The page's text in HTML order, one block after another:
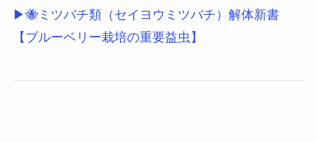
▶🐝ミツバチ類（セイヨウミツバチ）解体新書
【ブルーベリー栽培の重要益虫】